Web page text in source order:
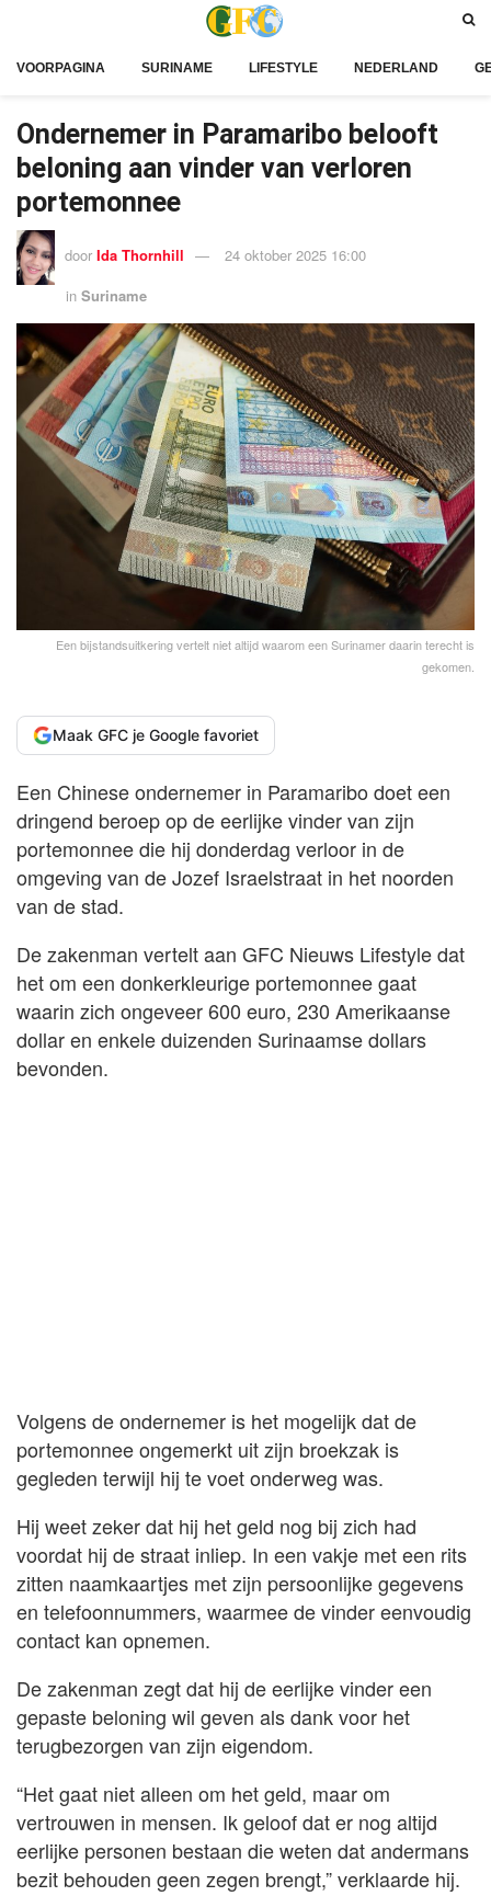
VOORPAGINA SURINAME LIFESTYLE NEDERLAND
Ondernemer in Paramaribo belooft
beloning aan vinder van verloren
portemonnee
door Ida Thornhill
24 oktober 2025 16:00
in Suriname
Een bijstandsuitkering vertelt niet altijd waarom een Surinamer daarin terecht is
gekomen.
Maak GFC je Google favoriet
Een Chinese ondernemer in Paramaribo doet een
dringend beroep op de eerlijke vinder van zijn
portemonnee die hij donderdag verloor in de
omgeving van de Jozef Israelstraat in het noorden
van de stad.
De zakenman vertelt aan GFC Nieuws Lifestyle dat
het om een donkerkleurige portemonnee gaat
waarin zich ongeveer 600 euro, 230 Amerikaanse
dollar en enkele duizenden Surinaamse dollars
bevonden.
Volgens de ondernemer is het mogelijk dat de
portemonnee ongemerkt uit zijn broekzak is
gegleden terwijl hij te voet onderweg was.
Hij weet zeker dat hij het geld nog bij zich had
voordat hij de straat inliep. In een vakje met een rits
zitten naamkaartjes met zijn persoonlijke gegevens
en telefoonnummers, waarmee de vinder eenvoudig
contact kan opnemen.
De zakenman zegt dat hij de eerlijke vinder een
gepaste beloning wil geven als dank voor het
terugbezorgen van zijn eigendom.
“Het gaat niet alleen om het geld, maar om
vertrouwen in mensen. Ik geloof dat er nog altijd
eerlijke personen bestaan die weten dat andermans
bezit behouden geen zegen brengt,” verklaarde hij.